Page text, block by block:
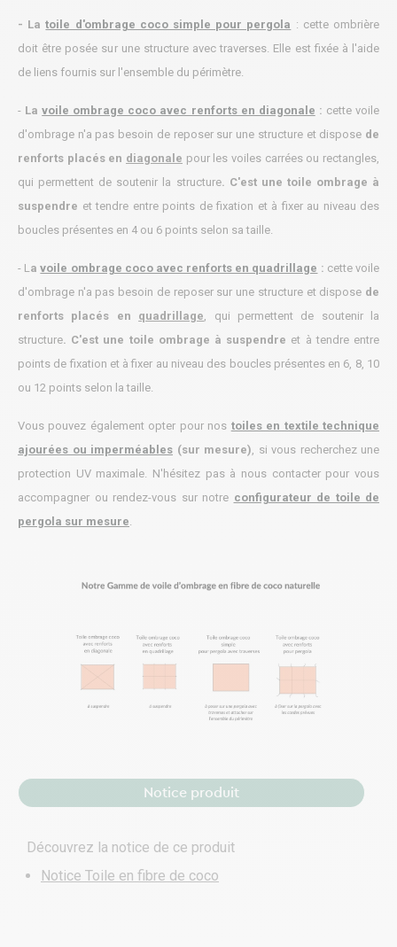
- Latoile d'ombrage coco simple pour pergola : cette ombrière
doit être posée sur une structure avec traverses. Elle est fixée à l'aide
de liens fournis sur l'ensemble du périmètre.
- Lavoile ombrage coco avec renforts en diagonale : cette voile
d'ombrage n'a pas besoin de reposer sur une structure et dispose de
renforts placés en diagonale pour les voiles carrées ou rectangles
qui permettent de soutenir la structure. C'est une toile ombrage à
suspendre et tendre entre points de fixation et à fixer au niveau des
boucles présentes en 4 ou 6 points selon sa taille.
- L avoile ombrage coco avec renforts en quadrillage : cette voile
d'ombrage n'a pas besoin de reposer sur une structure et dispose de
renforts placés en quadrillage , qui permettent de soutenir la
structure . C'est une toile ombrage à suspendre et à tendre entre
points de fixation et à fixer au niveau des boucles présentes en 6, 8, 10
ou 12 points selon la taille.
Vous pouvez également opter pour nos toiles en textile technique
ajourées ou imperméables (sur mesure) , si vous recherchez une
protection UV maximale . N'hésitez pas à nous contacter pour vous
accompagner ou rendez-vous sur notre configurateur de toile de
pergola sur mesure
Notice produit
Découvrez la notice de ce produit
Notice Toile en fibre de coco